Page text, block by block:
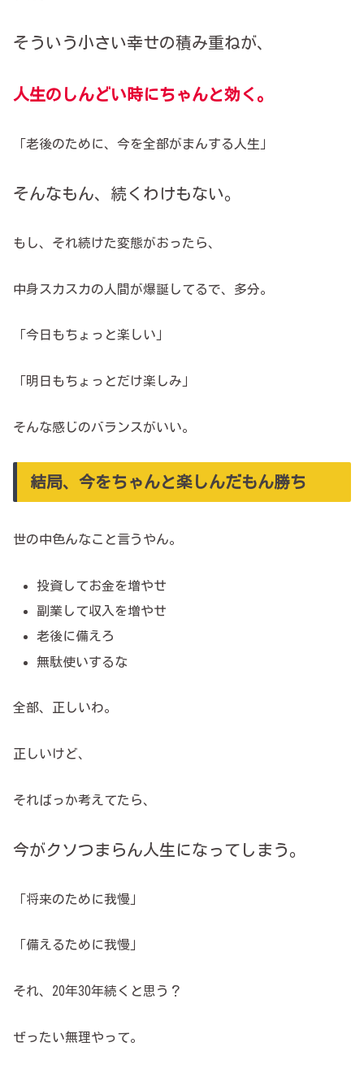
そういう小さい幸せの積み重ねが、
人生のしんどい時にちゃんと効く。
「老後のために、今を全部がまんする人生」
そんなもん、続くわけもない。
もし、それ続けた変態がおったら、
中身スカスカの人間が爆誕してるで、多分。
「今日もちょっと楽しい」
「明日もちょっとだけ楽しみ」
そんな感じのバランスがいい。
結局、今をちゃんと楽しんだもん勝ち
世の中色んなこと言うやん。
投資してお金を増やせ
副業して収入を増やせ
老後に備えろ
無駄使いするな
全部、正しいわ。
正しいけど、
そればっか考えてたら、
今がクソつまらん人生になってしまう。
「将来のために我慢」
「備えるために我慢」
それ、20年30年続くと思う？
ぜったい無理やって。